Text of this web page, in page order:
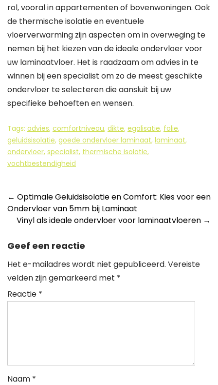
rol, vooral in appartementen of bovenwoningen. Ook
de thermische isolatie en eventuele
vloerverwarming zijn aspecten om in overweging te
nemen bij het kiezen van de ideale ondervloer voor
uw laminaatvloer. Het is raadzaam om advies in te
winnen bij een specialist om zo de meest geschikte
ondervloer te selecteren die aansluit bij uw
specifieke behoeften en wensen.
Tags: advies, comfortniveau, dikte, egalisatie, folie,
geluidsisolatie, goede ondervloer laminaat, laminaat,
ondervloer, specialist, thermische isolatie,
vochtbestendigheid
Berichtnavigatie
← Optimale Geluidsisolatie en Comfort: Kies voor een
Ondervloer van 5mm bij Laminaat
Vinyl als ideale ondervloer voor laminaatvloeren →
Geef een reactie
Het e-mailadres wordt niet gepubliceerd. Vereiste
velden zijn gemarkeerd met *
Reactie *
Naam *